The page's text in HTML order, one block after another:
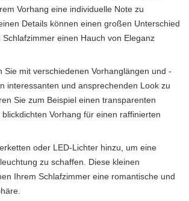
Vorhang eine individuelle Note zu
Details können einen großen Unterschied
einen Hauch von Eleganz
Sie mit verschiedenen Vorhanglängen und -
interessanten und ansprechenden Look zu
Sie zum Beispiel einen transparenten
Vorhang für einen raffinierten
oder LED-Lichter hinzu, um eine
zu schaffen. Diese kleinen
Ihrem Schlafzimmer eine romantische und